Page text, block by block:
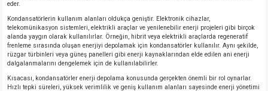
eder.
Kondansatörlerin kullanım alanları oldukça geniştir. Elektronik cihazlar,
telekomünikasyon sistemleri, elektrikli araçlar ve yenilenebilir enerji projeleri gibi birçok
alanda yaygın olarak kullanılırlar. Örneğin, hibrit veya elektrikli araçlarda regeneratif
frenleme sırasında oluşan enerjiyi depolamak için kondansatörler kullanılır. Aynı şekilde,
rüzgar türbinleri veya güneş panelleri gibi enerji kaynaklarından elde edilen ani enerji
dalgalanmalarını dengelemek için de kullanılabilirler.
Kısacası, kondansatörler enerji depolama konusunda gerçekten önemli bir rol oynarlar.
Hızlı tepki süreleri, yüksek verimlilik ve geniş kullanım alanları sayesinde enerji yönetimi